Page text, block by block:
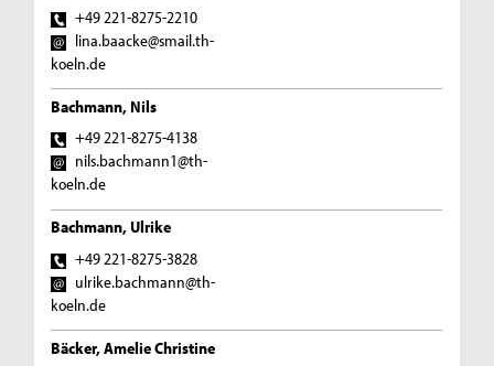
+49 221-8275-2210
lina.baacke@smail.th-
koeln.de
Bachmann, Nils
+49 221-8275-4138
nils.bachmann1@th-
koeln.de
Bachmann, Ulrike
+49 221-8275-3828
ulrike.bachmann@th-
koeln.de
Bäcker, Amelie Christine